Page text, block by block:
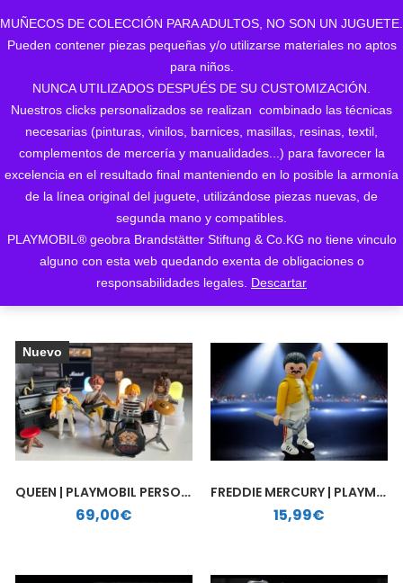
MUÑECOS DE COLECCIÓN PARA ADULTOS, NO SON UN JUGUETE.
Pueden contener piezas pequeñas y/o utilizarse materiales no aptos
para niños.
NUNCA UTILIZADOS DESPUÉS DE SU CUSTOMIZACIÓN.
Nuestros clicks personalizados se realizan combinado las técnicas
necesarias (pinturas, vinilos, barnices, masillas, resinas, textil,
complementos de mercería y manualidades...) para favorecer la
excelencia en el resultado final manteniendo en lo posible la armonía
de la línea original del juguete, utilizándose piezas nuevas, de
segunda mano y compatibles.
PLAYMOBIL® geobra Brandstätter Stiftung & Co.KG no tiene vinculo
alguno con esta web quedando exenta de obligaciones o
responsabilidades legales. Descartar
Mostrando los 21 resultadosOrdenado
los
ORDENAR POR LOS
ÚLTIMOS
Nuevo
QUEEN | PLAYMOBIL PERSONALIZADO
69,00€
FREDDIE MERCURY | PLAYMOBIL PERSONALIZADO
15,99€